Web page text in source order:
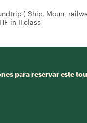
( Ship, Mount
in II class
para reservar este